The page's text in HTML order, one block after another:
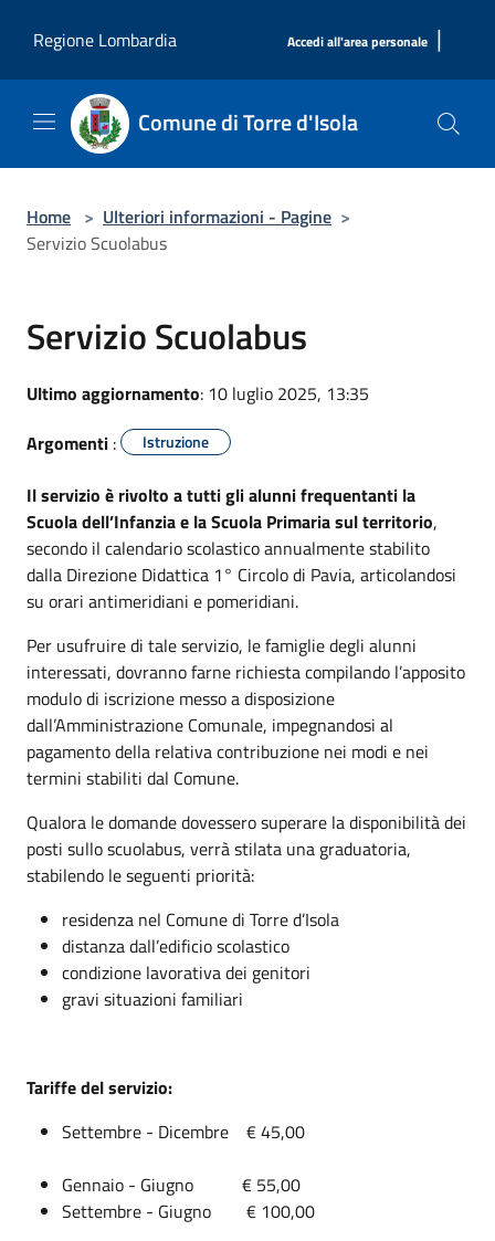
Regione Lombardia
Accedi all'area personale |
Comune di Torre d'Isola
Home > Ulteriori informazioni - Pagine >
Servizio Scuolabus
Servizio Scuolabus
Ultimo aggiornamento: 10 luglio 2025, 13:35
Argomenti : Istruzione
Il servizio è rivolto a tutti gli alunni frequentanti la
Scuola dell’Infanzia e la Scuola Primaria sul territorio,
secondo il calendario scolastico annualmente stabilito
dalla Direzione Didattica 1° Circolo di Pavia, articolandosi
su orari antimeridiani e pomeridiani.
Per usufruire di tale servizio, le famiglie degli alunni
interessati, dovranno farne richiesta compilando l’apposito
modulo di iscrizione messo a disposizione
dall’Amministrazione Comunale, impegnandosi al
pagamento della relativa contribuzione nei modi e nei
termini stabiliti dal Comune.
Qualora le domande dovessero superare la disponibilità dei
posti sullo scuolabus, verrà stilata una graduatoria,
stabilendo le seguenti priorità:
residenza nel Comune di Torre d’Isola
distanza dall’edificio scolastico
condizione lavorativa dei genitori
gravi situazioni familiari
Tariffe del servizio:
Settembre - Dicembre € 45,00
Gennaio - Giugno € 55,00
Settembre - Giugno € 100,00